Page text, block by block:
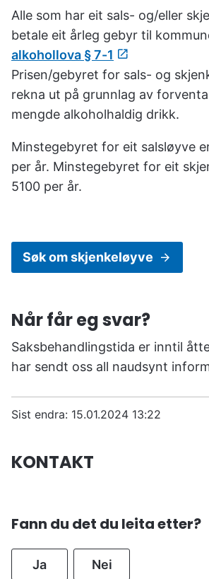
Alle som har eit sals- og/eller
betale eit årleg gebyr til
alkohollova § 7-1
Prisen/gebyret for sals- og
rekna ut på grunnlag av
mengde alkoholhaldig drikk.
Minstegebyret for eit salsløyve
per år. Minstegebyret for eit
5100 per år.
Søk om skjenkeløyve
Når får eg svar?
Saksbehandlingstida er inntil
har sendt oss all naudsynt
Sist endra 15.01.2024 13:22
KONTAKT
Fann du det du leita etter?
Ja Nei